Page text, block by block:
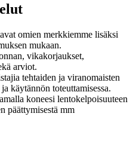
omien merkkiemme lisäksi
mukaan.
vikakorjaukset,
arviot.
tehtaiden ja viranomaisten
käytännön toteuttamisessa.
koneesi lentokelpoisuuteen
päättymisestä mm